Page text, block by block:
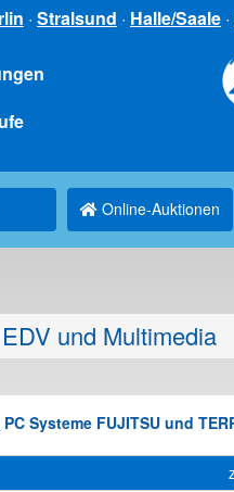
· Stralsund · Halle/Saale ·
Online-Auktionen
EDV und Multimedia
Systeme FUJITSU und